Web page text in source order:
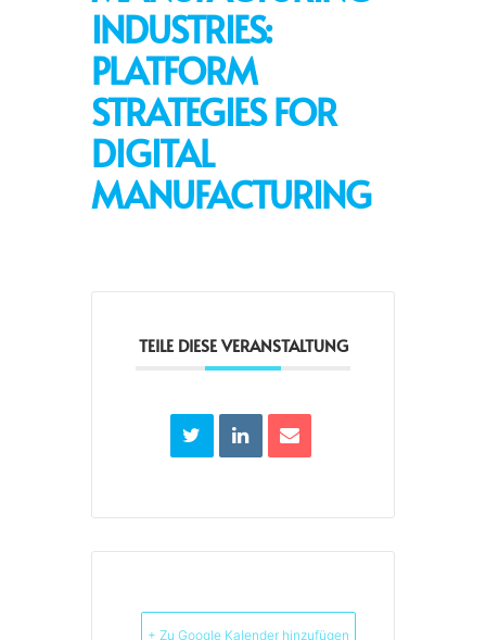
INDUSTRIES:
PLATFORM
STRATEGIES FOR
DIGITAL
MANUFACTURING
TEILE DIESE VERANSTALTUNG
+ Zu Google Kalender hinzufügen